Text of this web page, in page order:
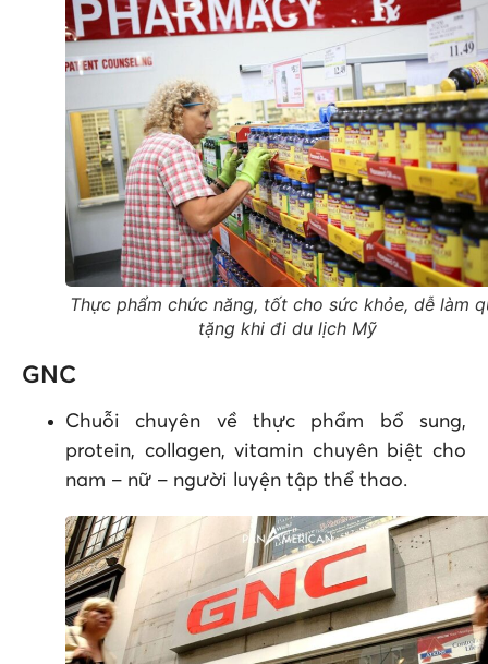
Thực phẩm chức năng, tốt cho sức khỏe, dễ làm
tặng khi đi du lịch Mỹ
GNC
Chuỗi chuyên về thực phẩm bổ sung,
protein, collagen, vitamin chuyên biệt cho
nam – nữ – người luyện tập thể thao.